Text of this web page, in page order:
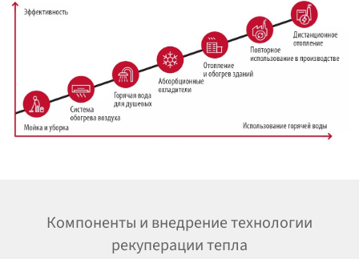
Компоненты и внедрение технологии
рекуперации тепла